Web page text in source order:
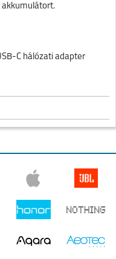
akkumulátort.
C hálózati adapter
IPHONE AIR